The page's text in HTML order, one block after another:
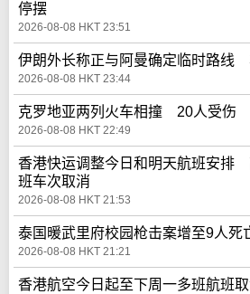
停摆
2026-08-08 HKT 23:51
伊朗外长称正与阿曼确定临时路线
2026-08-08 HKT 23:44
克罗地亚两列火车相撞 20人受伤
2026-08-08 HKT 22:49
香港快运调整今日和明天航班安排
班车次取消
2026-08-08 HKT 21:53
泰国暖武里府校园枪击案增至9人死
2026-08-08 HKT 21:21
香港航空今日起至下周一多班航班